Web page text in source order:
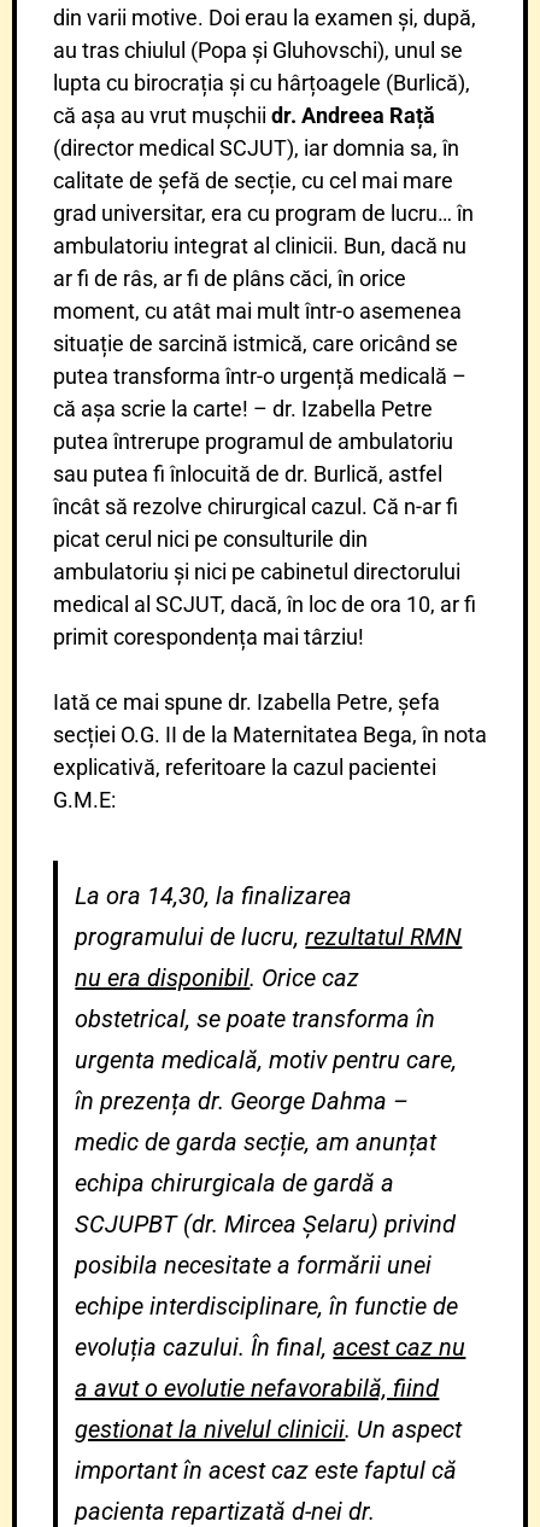
din varii motive. Doi erau la examen și, după,
au tras chiulul (Popa și Gluhovschi), unul se
lupta cu birocrația și cu hârțoagele (Burlică),
că așa au vrut mușchii dr. Andreea Rață
(director medical SCJUT), iar domnia sa, în
calitate de șefă de secție, cu cel mai mare
grad universitar, era cu program de lucru… în
ambulatoriu integrat al clinicii. Bun, dacă nu
ar fi de râs, ar fi de plâns căci, în orice
moment, cu atât mai mult într-o asemenea
situație de sarcină istmică, care oricând se
putea transforma într-o urgență medicală –
că așa scrie la carte! – dr. Izabella Petre
putea întrerupe programul de ambulatoriu
sau putea fi înlocuită de dr. Burlică, astfel
încât să rezolve chirurgical cazul. Că n-ar fi
picat cerul nici pe consulturile din
ambulatoriu și nici pe cabinetul directorului
medical al SCJUT, dacă, în loc de ora 10, ar fi
primit corespondența mai târziu!
Iată ce mai spune dr. Izabella Petre, șefa
secției O.G. II de la Maternitatea Bega, în nota
explicativă, referitoare la cazul pacientei
G.M.E:
La ora 14,30, la finalizarea
programului de lucru,rezultatul RMN
nu era disponibil. Orice caz
obstetrical, se poate transforma în
urgenta medicală, motiv pentru care,
în prezența dr. George Dahma –
medic de garda secție, am anunțat
echipa chirurgicala de gardă a
SCJUPBT (dr. Mircea Șelaru) privind
posibila necesitate a formării unei
echipe interdisciplinare, în functie de
evoluția cazului. În final,acest caz nu
a avut o evolutie nefavorabilă, fiind
gestionat la nivelul clinicii. Un aspect
important în acest caz este faptul că
pacienta repartizată d-nei dr.